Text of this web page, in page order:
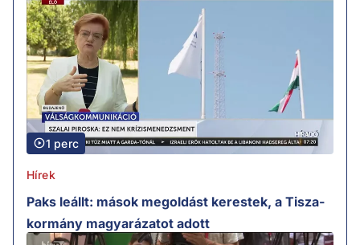
1 perc
Hírek
Paks leállt: mások megoldást kerestek, a Tisza-
kormány magyarázatot adott